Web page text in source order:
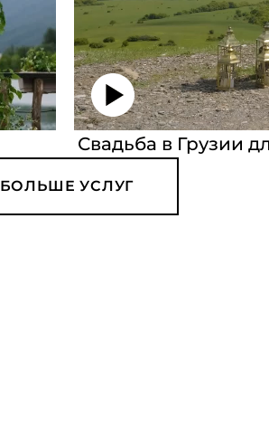
Свадьба в Грузии
БОЛЬШЕ УСЛУГ